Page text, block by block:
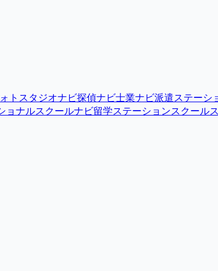
トスタジオナビ探偵ナビ士業ナビ派遣ステーシ
ョナルスクールナビ留学ステーションスクール